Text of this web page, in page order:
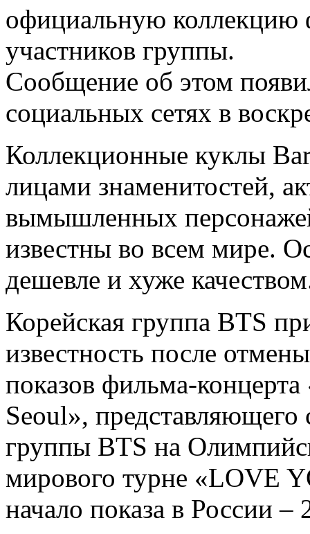
официальную коллекцию
участников группы.
Сообщение об этом
социальных сетях в
Коллекционные куклы
лицами знаменитостей,
вымышленных
известны во всем мире.
дешевле и хуже
Корейская группа BTS
известность после
показов фильма-
Seoul», представляющего
группы BTS на
мирового турне «LOVE
начало показа в России –